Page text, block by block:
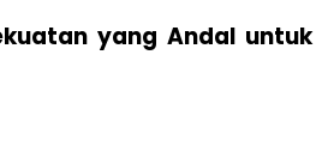
yang Andal untuk